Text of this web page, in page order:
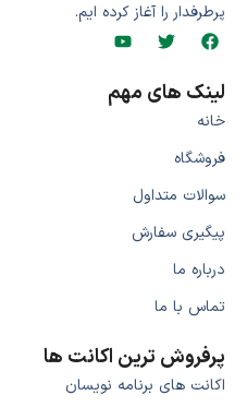
پرطرفدار را آغاز کرده ایم.
لینک های مهم
خانه
فروشگاه
سوالات متداول
پیگیری سفارش
درباره ما
تماس با ما
پرفروش ترین اکانت ها
اکانت های برنامه نویسان